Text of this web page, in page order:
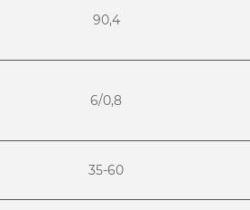
90,4
6/0,8
35-60